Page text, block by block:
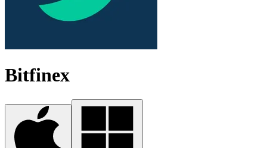
Bitfinex